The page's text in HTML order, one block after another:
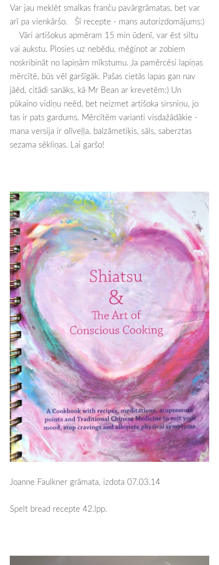
Var jau meklēt smalkas franču pavārgrāmatas, bet var
arī pa vienkāršo. Šī recepte - mans autorizdomājums:)
Vāri artišokus apmēram 15 min ūdenī, var ēst siltu
vai aukstu. Plosies uz nebēdu, mēģinot ar zobiem
noskribināt no lapiņām mīkstumu. Ja pamērcēsi lapiņas
mērcītē, būs vēl garšīgāk. Pašas cietās lapas gan nav
jāēd, citādi sanāks, kā Mr Bean ar krevetēm:) Un
pūkaino vidiņu neēd, bet neizmet artišoka sirsniņu, jo
tas ir pats gardums. Mērcītēm varianti visdažādākie -
mana versija ir olīveļļa, balzāmetiķis, sāls, saberztas
sezama sēkliņas. Lai garšo!
Joanne Faulkner grāmata, izdota 07.03.14
Spelt bread recepte 42.lpp.